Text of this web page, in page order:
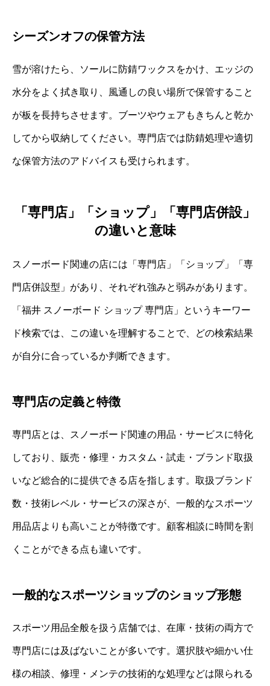
シーズンオフの保管方法
雪が溶けたら、ソールに防錆ワックスをかけ、エッジの
水分をよく拭き取り、風通しの良い場所で保管すること
が板を長持ちさせます。ブーツやウェアもきちんと乾か
してから収納してください。専門店では防錆処理や適切
な保管方法のアドバイスも受けられます。
「専門店」「ショップ」「専門店併設」
の違いと意味
スノーボード関連の店には「専門店」「ショップ」「専
門店併設型」があり、それぞれ強みと弱みがあります。
「福井 スノーボード ショップ 専門店」というキーワー
ド検索では、この違いを理解することで、どの検索結果
が自分に合っているか判断できます。
専門店の定義と特徴
専門店とは、スノーボード関連の用品・サービスに特化
しており、販売・修理・カスタム・試走・ブランド取扱
いなど総合的に提供できる店を指します。取扱ブランド
数・技術レベル・サービスの深さが、一般的なスポーツ
用品店よりも高いことが特徴です。顧客相談に時間を割
くことができる点も違いです。
一般的なスポーツショップのショップ形態
スポーツ用品全般を扱う店舗では、在庫・技術の両方で
専門店には及ばないことが多いです。選択肢や細かい仕
様の相談、修理・メンテの技術的な処理などは限られる